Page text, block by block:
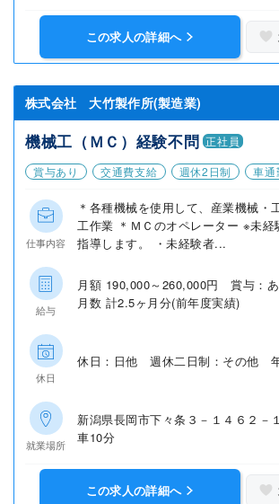
この求人の詳細へ
株式会社 大竹製作所(製造業)
機械工（ＭＣ）経験不問 正社員
賞与あり
交通費支給 週休2日制 車通
仕事内容
＊各種機械を使用して、産業機械・
工作業 ＊ＭＣのオペレーター ※未経
指導します。 ・未経験者...
給与
月額 190,000～260,000円 賞与
月数 計2.5ヶ月分(前年度実績)
休日
休日：日他 週休二日制：その他
就業場所
新潟県長岡市下々条３－１４６２
車10分
この求人の詳細へ